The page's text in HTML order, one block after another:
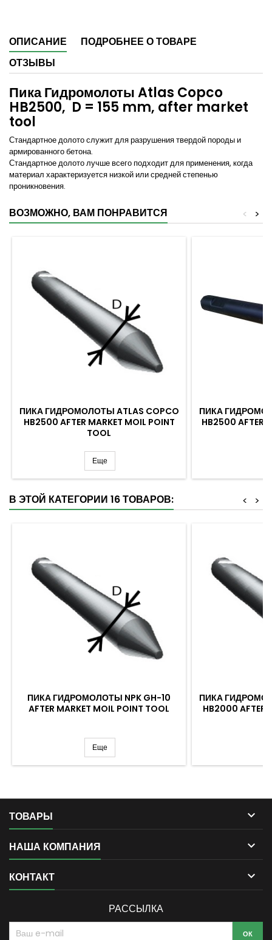
ОПИСАНИЕ
ПОДРОБНЕЕ О ТОВАРЕ
ОТЗЫВЫ
Пика Гидромолоты Atlas Copco
HB2500, D = 155 mm, after market
tool
Стандартное долото служит для разрушения твердой породы и
армированного бетона.
Стандартное долото лучше всего подходит для применения, когда
материал характеризуется низкой или средней степенью
проникновения.
ВОЗМОЖНО, ВАМ ПОНРАВИТСЯ >
<
ПИКА ГИДРОМОЛОТЫ ATLAS COPCO
HB2500 AFTER MARKET MOIL POINT
TOOL
Еще
ПИКА
HB2500 AFTER
В ЭТОЙ КАТЕГОРИИ 16 ТОВАРОВ: >
<
ПИКА ГИДРОМОЛОТЫ NPK GH-10
AFTER MARKET MOIL POINT TOOL
Еще
ПИКА
HB2000 AFTER
ТОВАРЫ 
НАША КОМПАНИЯ 
КОНТАКТ 
РАССЫЛКА